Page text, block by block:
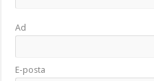
Ad
E-posta